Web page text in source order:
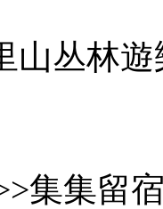
山丛林
集集留